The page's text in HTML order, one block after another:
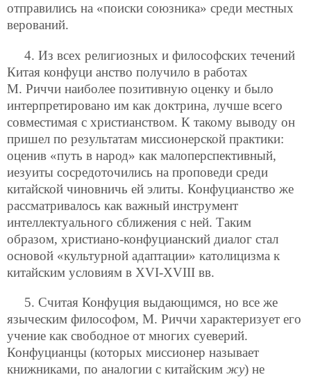
отправились на «поиски союзника» среди местных
верований.
4. Из всех религиозных и философских течений
Китая конфуци анство получило в работах
М. Риччи наиболее позитивную оценку и было
интерпретировано им как доктрина, лучше всего
совместимая с христианством. К такому выводу он
пришел по результатам миссионерской практики:
оценив «путь в народ» как малоперспективный,
иезуиты сосредоточились на проповеди среди
китайской чиновничь ей элиты. Конфуцианство же
рассматривалось как важный инструмент
интеллектуального сближения с ней. Таким
образом, христиано-конфуцианский диалог стал
основой «культурной адаптации» католицизма к
китайским условиям в XVI-XVIII вв.
5. Считая Конфуция выдающимся, но все же
языческим философом, М. Риччи характеризует его
учение как свободное от многих суеверий.
Конфуцианцы (которых миссионер называет
книжниками, по аналогии с китайским жу) не